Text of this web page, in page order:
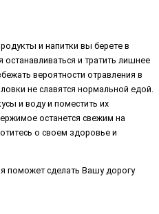
и напитки вы берете в
и тратить лишнее
вероятности отравления в
не славятся нормальной едой.
и воду и поместить их
останется свежим на
о своем здоровье и
поможет сделать Вашу дорогу